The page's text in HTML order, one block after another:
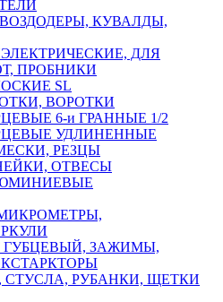
КУВАЛДЫ,
ДЛЯ
ПРОБНИКИ
SL
ВОРОТКИ
6-и ГРАННЫЕ 1/2
УДЛИНЕННЫЕ
РЕЗЦЫ
ОТВЕСЫ
ГУБЦЕВЫЙ, ЗАЖИМЫ,
СТУСЛА, РУБАНКИ, ЩЕТКИ